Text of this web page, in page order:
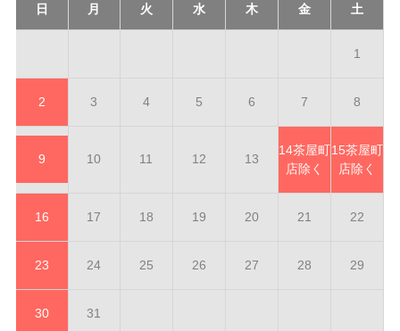
日 月 火 水 木 金 土
1
2 3 4 5 6 7 8
9 10 11 12 13
14茶屋町
店除く
15茶屋町
店除く
16 17 18 19 20 21 22
23 24 25 26 27 28 29
30 31